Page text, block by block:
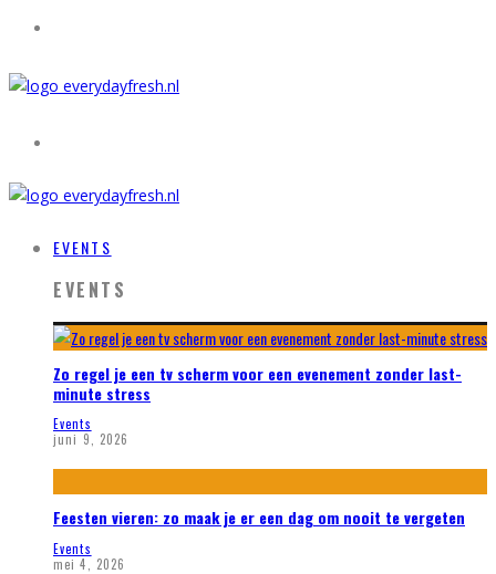
EVENTS
EVENTS
Zo regel je een tv scherm voor een evenement zonder last-
minute stress
Events
juni 9, 2026
Feesten vieren: zo maak je er een dag om nooit te vergeten
Events
mei 4, 2026